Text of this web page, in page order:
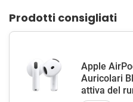
Prodotti consigliati
Apple
Auricolari
attiva del